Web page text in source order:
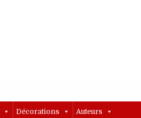
Décorations Auteurs